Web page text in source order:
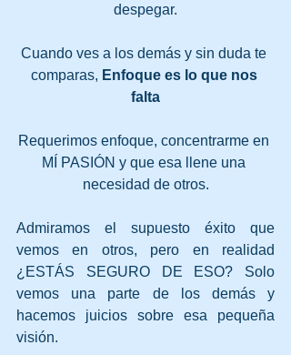
despegar.
Cuando ves a los demás y sin duda te
comparas, Enfoque es lo que nos
falta
Requerimos enfoque, concentrarme en
MÍ PASIÓN y que esa llene una
necesidad de otros.
Admiramos el supuesto éxito que
vemos en otros, pero en realidad
¿ESTÁS SEGURO DE ESO? Solo
vemos una parte de los demás y
hacemos juicios sobre esa pequeña
visión.